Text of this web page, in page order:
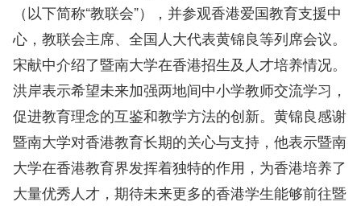
（以下简称“教联会”），并参观香港爱国教育支援中
心，教联会主席、全国人大代表黄锦良等列席会议。
宋献中介绍了暨南大学在香港招生及人才培养情况。
洪岸表示希望未来加强两地间中小学教师交流学习，
促进教育理念的互鉴和教学方法的创新。黄锦良感谢
暨南大学对香港教育长期的关心与支持，他表示暨南
大学在香港教育界发挥着独特的作用，为香港培养了
大量优秀人才，期待未来更多的香港学生能够前往暨